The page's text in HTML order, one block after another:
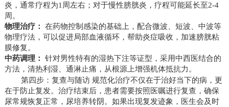
炎，通常疗程为1周左右；对于慢性膀胱炎，疗程可能延长至2-4
周。
物理治疗： 在药物控制感染的基础上，配合微波、短波、中波等
物理疗法，可以促进局部血液循环，帮助炎症吸收，加速膀胱粘
膜修复。
中药调理： 针对男性特有的湿热下注等证型，采用中西医结合的
方法，清热利湿、通淋止痛，从根源上增强机体抵抗力。
第四步：复查与随访 规范化治疗不仅在于治好当下的病，更
在于防止复发。治疗结束后，患者需要按照医嘱进行复查，确保
尿常规恢复正常，尿培养转阴。如果出现复发迹象，医生会及时